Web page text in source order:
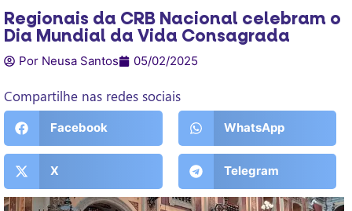
Regionais da CRB Nacional celebram o
Dia Mundial da Vida Consagrada
Por Neusa Santos 05/02/2025
Compartilhe nas redes sociais
Facebook WhatsApp
X Telegram